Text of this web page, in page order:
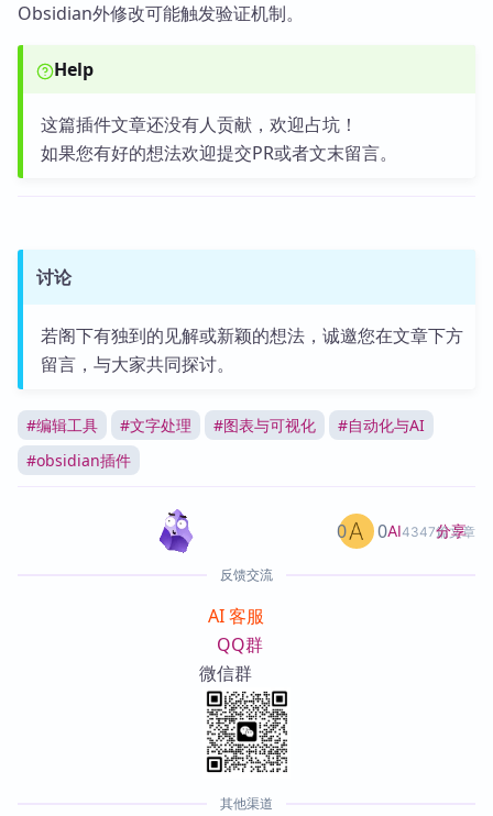
Obsidian外修改可能触发验证机制。
Help
这篇插件文章还没有人贡献，欢迎占坑！
如果您有好的想法欢迎提交PR或者文末留言。
讨论
若阁下有独到的见解或新颖的想法，诚邀您在文章下方
留言，与大家共同探讨。
#编辑工具 #文字处理 #图表与可视化 #自动化与AI
#obsidian插件
AI4347篇文章
0 0 分享
反馈交流
AI 客服
QQ群
微信群
其他渠道